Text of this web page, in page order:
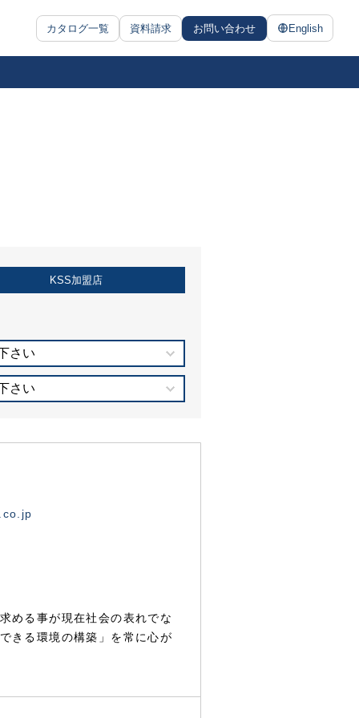
カタログ一覧 資料請求 お問い合わせ English
KSS加盟店
さい
さい
める事が現在社会の表れでな
きる環境の構築」を常に心が